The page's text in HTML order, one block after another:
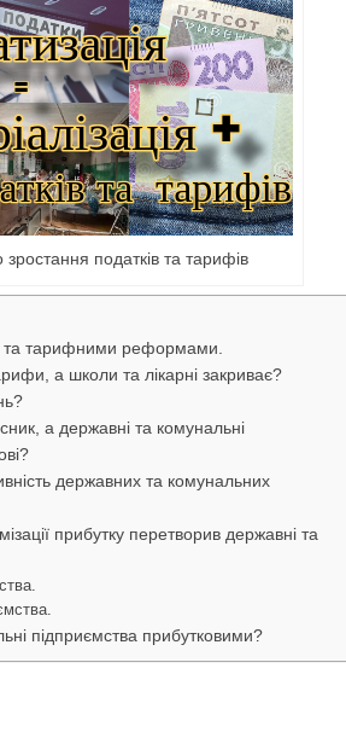
податків та тарифів
та тарифними реформами.
а школи та лікарні закриває?
а державні та комунальні
державних та комунальних
прибутку перетворив державні та
підприємства прибутковими?